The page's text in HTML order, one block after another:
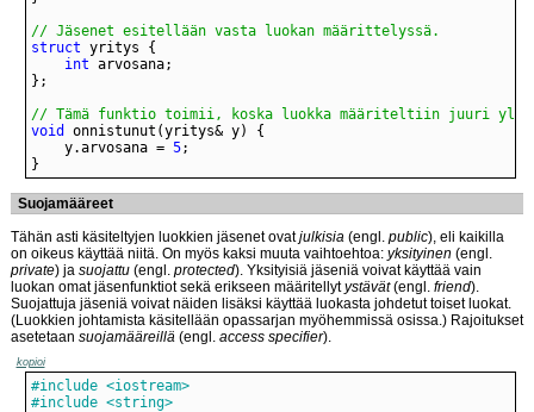
// Jäsenet esitellään vasta luokan määrittelyssä.
struct
int
// Tämä funktio toimii, koska luokka määriteltiin juuri
void
	y.arvosana =
5
}
Suojamääreet
Tähän asti käsiteltyjen luokkien jäsenet ovatjulkisia (engl. public), eli kaikilla
on oikeus käyttää niitä. On myös kaksi muuta vaihtoehtoa: yksityinen (engl.
private) ja suojattu (engl. protected). Yksityisiä jäseniä voivat käyttää vain
luokan omat jäsenfunktiot sekä erikseen määritellytystävät(engl. friend).
Suojattuja jäseniä voivat näiden lisäksi käyttää luokasta johdetut toiset luokat.
(Luokkien johtamista käsitellään opassarjan myöhemmissä osissa.) Rajoitukset
asetetaan suojamääreillä (engl. access specifier).
kopioi
#include <iostream>
#include <string>